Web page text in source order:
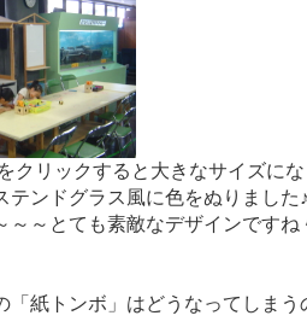
クリックすると大きなサイズにな
ンドグラス風に色をぬりました
～とても素敵なデザインですね
「紙トンボ」はどうなってしまう